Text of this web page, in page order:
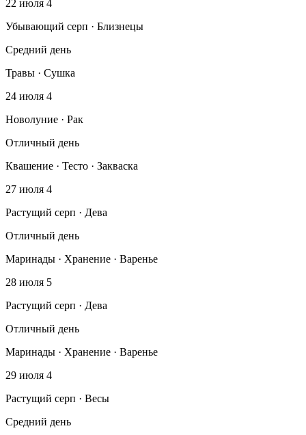
22 июля 4
Убывающий серп · Близнецы
Средний день
Травы · Сушка
24 июля 4
Новолуние · Рак
Отличный день
Квашение · Тесто · Закваска
27 июля 4
Растущий серп · Дева
Отличный день
Маринады · Хранение · Варенье
28 июля 5
Растущий серп · Дева
Отличный день
Маринады · Хранение · Варенье
29 июля 4
Растущий серп · Весы
Средний день